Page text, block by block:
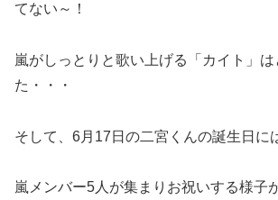
てない～！
嵐がしっとりと歌い上げる「カイト」
た・・・
そして、6月17日の二宮くんの誕生日に
嵐メンバー5人が集まりお祝いする様子